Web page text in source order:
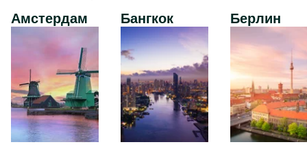
Амстердам
Бангкок Берлин